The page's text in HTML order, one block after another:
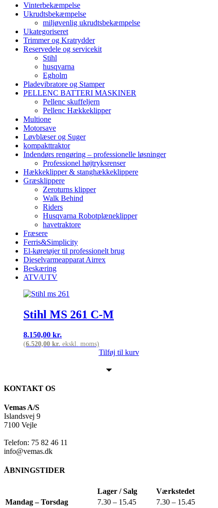
Vinterbekæmpelse
Ukrudtsbekæmpelse
miljøvenlig ukrudtsbekæmpelse
Ukategoriseret
Trimmer og Kratrydder
Reservedele og servicekit
Stihl
husqvarna
Egholm
Pladevibratore og Stamper
PELLENC BATTERI MASKINER
Pellenc skuffeljern
Pellenc Hækkeklipper
Multione
Motorsave
Løvblæser og Suger
kompakttraktor
Indendørs rengøring – professionelle løsninger
Professionel højtryksrenser
Hækkeklipper & stanghækkeklippere
Græsklippere
Zeroturns klipper
Walk Behind
Riders
Husqvarna Robotplæneklipper
havetraktore
Fræsere
Ferris&Simplicity
El-køretøjer til professionelt brug
Dieselvarmeapparat Airrex
Beskæring
ATV/UTV
Stihl MS 261 C-M
8.150,00 kr.
(6.520,00 kr. ekskl. moms)
Tilføj til kurv
KONTAKT OS
Vemas A/S
Islandsvej 9
7100 Vejle
Telefon: 75 82 46 11
info@vemas.dk
ÅBNINGSTIDER
Lager / Salg
Værkstedet
Mandag – Torsdag
7.30 – 15.45 7.30 – 15.45